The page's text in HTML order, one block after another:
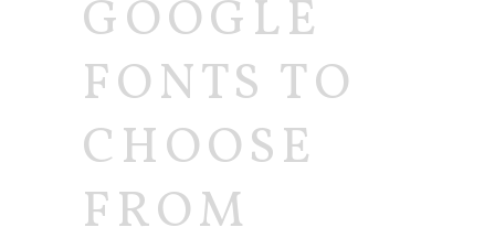
GOOGLE
FONTS TO
CHOOSE
FROM